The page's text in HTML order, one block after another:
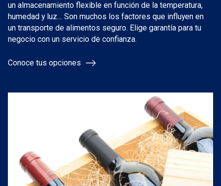
un almacenamiento flexible en función de la temperatura,
humedad y luz… Son muchos los factores que influyen en
un transporte de alimentos seguro. Elige garantía para tu
negocio con un servicio de confianza.
Conoce tus opciones